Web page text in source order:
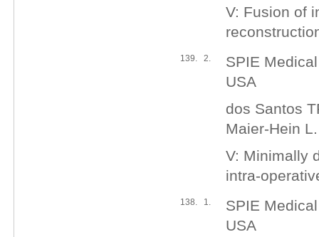
V: Fusion of
139. 2.
SPIE
USA
dos Santos
Maier-Hein L.
V: Minimally
intra-
138. 1.
SPIE
USA